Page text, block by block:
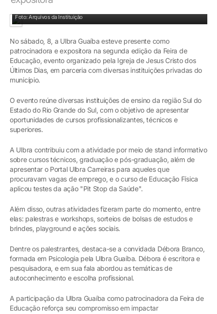
Foto: Arquivos da Instituição
No sábado, 8, a Ulbra Guaíba esteve presente como
patrocinadora e expositora na segunda edição da Feira de
Educação, evento organizado pela Igreja de Jesus Cristo dos
Últimos Dias, em parceria com diversas instituições privadas do
município.
O evento reúne diversas instituições de ensino da região Sul do
Estado do Rio Grande do Sul, com o objetivo de apresentar
oportunidades de cursos profissionalizantes, técnicos e
superiores.
A Ulbra contribuiu com a atividade por meio de stand informativo
sobre cursos técnicos, graduação e pós-graduação, além de
apresentar o Portal Ulbra Carreiras para aqueles que
procuravam vagas de emprego, e o curso de Educação Física
aplicou testes da ação "Pit Stop da Saúde".
Além disso, outras atividades fizeram parte do momento, entre
elas: palestras e workshops, sorteios de bolsas de estudos e
brindes, playground e ações sociais.
Dentre os palestrantes, destaca-se a convidada Débora Branco,
formada em Psicologia pela Ulbra Guaíba. Débora é escritora e
pesquisadora, e em sua fala abordou as temáticas de
autoconhecimento e escolha profissional.
A participação da Ulbra Guaíba como patrocinadora da Feira de
Educação reforça seu compromisso em impactar